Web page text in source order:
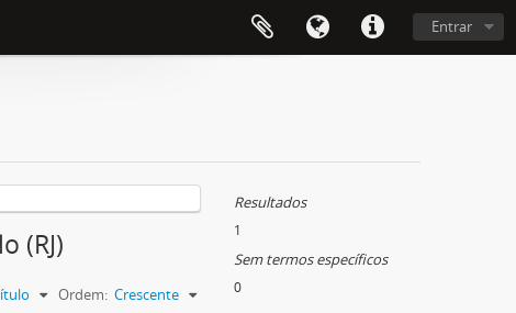
Entrar
(RJ)
Ordem: Crescente
Resultados
1
Sem termos específicos
0